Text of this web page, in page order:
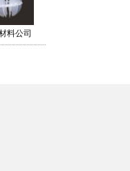
料公司